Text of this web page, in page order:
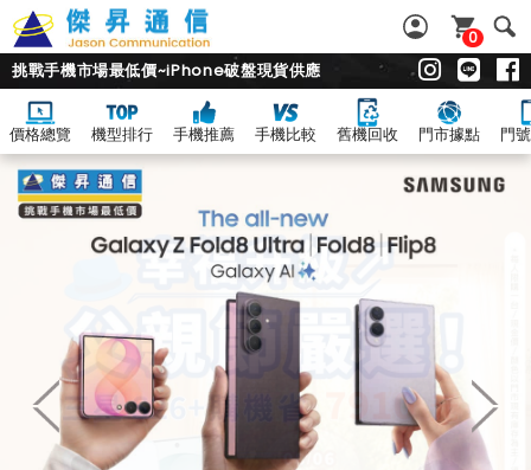
0
挑戰手機市場最低價~iPhone破盤現貨供應
價格總覽 機型排行 手機推薦 手機比較 舊機回收 門市據點 門